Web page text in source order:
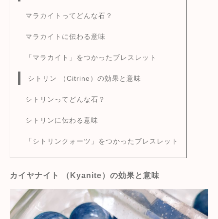
マラカイトってどんな石？
マラカイトに伝わる意味
「マラカイト」をつかったブレスレット
シトリン （Citrine）の効果と意味
シトリンってどんな石？
シトリンに伝わる意味
「シトリンクォーツ」をつかったブレスレット
カイヤナイト （Kyanite）の効果と意味